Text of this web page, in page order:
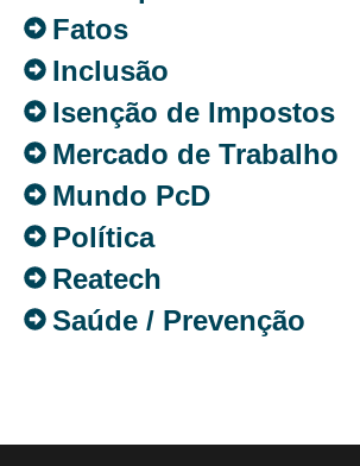
Fatos
Inclusão
Isenção de Impostos
Mercado de Trabalho
Mundo PcD
Política
Reatech
Saúde / Prevenção